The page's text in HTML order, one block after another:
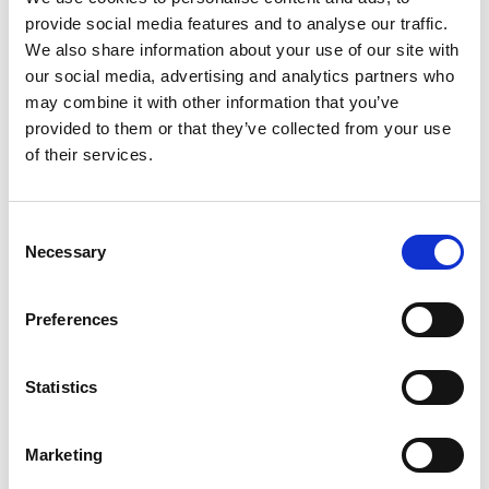
provide social media features and to analyse our traffic.
We also share information about your use of our site with
our social media, advertising and analytics partners who
may combine it with other information that you’ve
provided to them or that they’ve collected from your use
of their services.
Selection
Necessary
Preferences
Statistics
Marketing
Produkt anzeigen
Produkt anzeigen
Mehr als 10.000 zufriedene
Kunden
Kostenloser Versand in den
ASC Rollgerüst 1,35 x 2,50